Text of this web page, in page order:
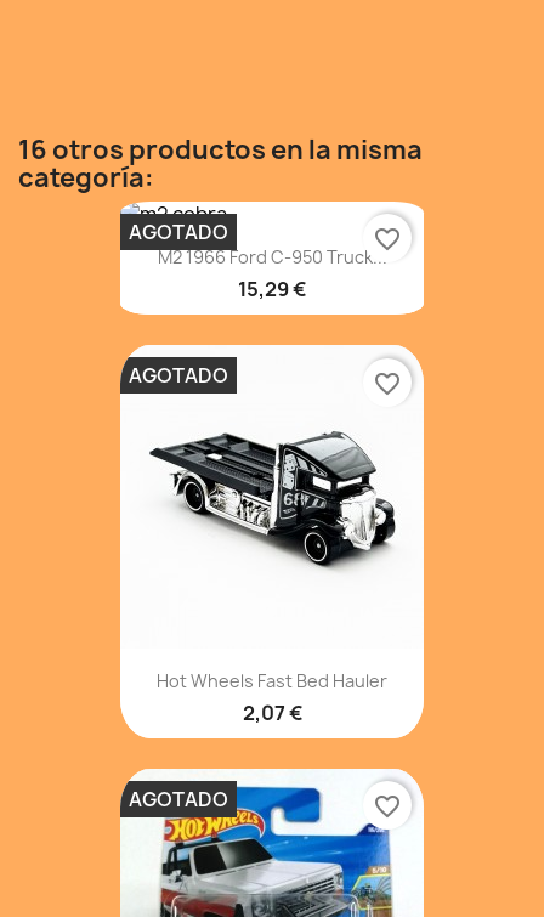
16 otros productos en la misma
categoría:
M2 1966 Ford C-950 Truck...
15,29 €
AGOTADO favorite_border
Hot Wheels Fast Bed Hauler
2,07 €
AGOTADO favorite_border
AGOTADO favorite_border